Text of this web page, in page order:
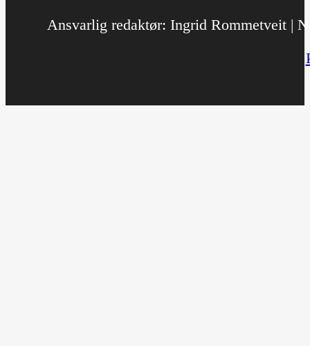
Ansvarlig redaktør: Ingrid Rommetveit |